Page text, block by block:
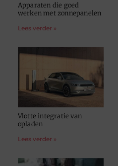
Apparaten die goed
werken met zonnepanelen
Lees verder »
Vlotte integratie van
opladen
Lees verder »